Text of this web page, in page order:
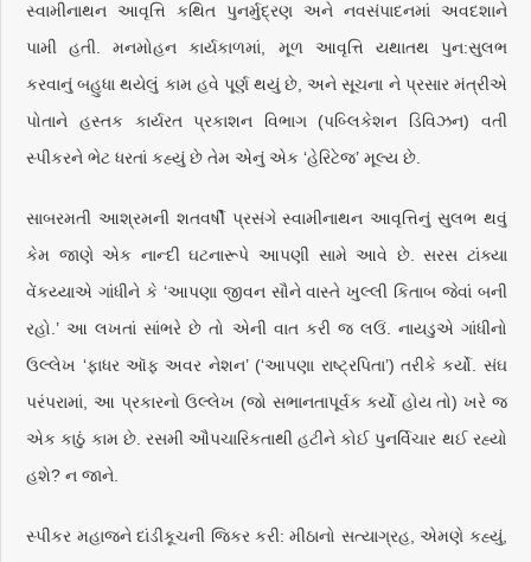
સ્વામીનાથન આવૃત્તિ કથિત પુનર્મુદ્રણ અને નવસંપાદનમાં અવદશાને
પામી હતી. મનમોહન કાર્યકાળમાં, મૂળ આવૃત્તિ યથાતથ પુન:સુલભ
કરવાનું બહુધા થયેલું કામ હવે પૂર્ણ થયું છે, અને સૂચના ને પ્રસાર મંત્રીએ
પોતાને હસ્તક કાર્યરત પ્રકાશન વિભાગ (પબ્લિકેશન ડિવિઝન) વતી
સ્પીકરને ભેટ ધરતાં કહ્યું છે તેમ એનું એક ‘હેરિટેજ’ મૂલ્ય છે.
સાબરમતી આશ્રમની શતવર્ષી પ્રસંગે સ્વામીનાથન આવૃત્તિનું સુલભ થવું
કેમ જાણે એક નાન્દી ઘટનારૂપે આપણી સામે આવે છે. સરસ ટાંક્યા
વેંકય્યાએ ગાંધીને કે ‘આપણા જીવન સૌને વાસ્તે ખુલ્લી કિતાબ જેવાં બની
રહો.’ આ લખતાં સાંભરે છે તો એની વાત કરી જ લઉં. નાયડુએ ગાંધીનો
ઉલ્લેખ ‘ફાધર ઑફ અવર નેશન’ (‘આપણા રાષ્ટ્રપિતા’) તરીકે કર્યો. સંઘ
પરંપરામાં, આ પ્રકારનો ઉલ્લેખ (જો સભાનતાપૂર્વક કર્યો હોય તો) ખરે જ
એક કાઠું કામ છે. રસમી ઔપચારિકતાથી હટીને કોઈ પુનર્વિચાર થઈ રહ્યો
હશે? ન જાને.
સ્પીકર મહાજને દાંડીકૂચની જિકર કરી: મીઠાનો સત્યાગ્રહ, એમણે કહ્યું,